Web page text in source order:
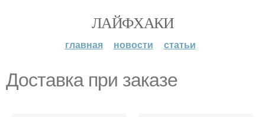
ЛАЙФХАКИ
главная новости статьи
Доставка при заказе